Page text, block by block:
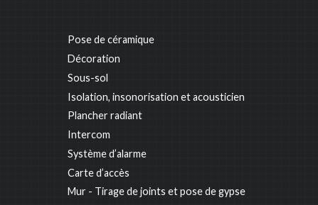
Pose de céramique
Décoration
Sous-sol
Isolation, insonorisation et acousticien
Plancher radiant
Intercom
Système d’alarme
Carte d’accès
Mur - Tirage de joints et pose de gypse